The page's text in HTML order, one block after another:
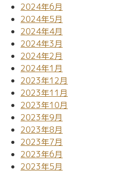
2024年6月
2024年5月
2024年4月
2024年3月
2024年2月
2024年1月
2023年12月
2023年11月
2023年10月
2023年9月
2023年8月
2023年7月
2023年6月
2023年5月